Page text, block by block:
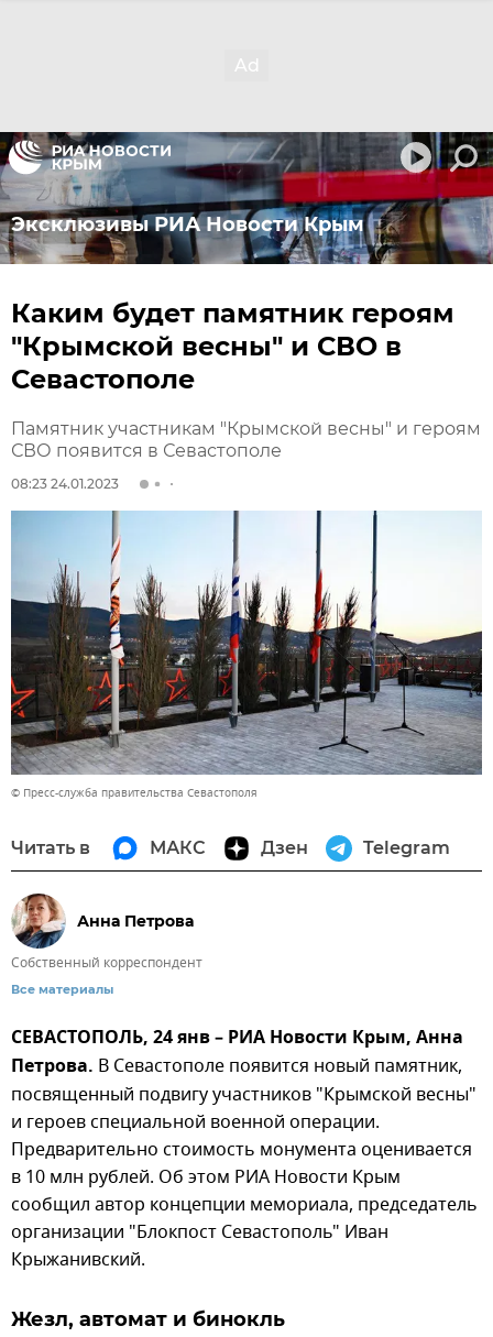
Эксклюзивы РИА Новости Крым
Каким будет памятник героям
"Крымской весны" и СВО в
Севастополе
Памятник участникам "Крымской весны" и героям
СВО появится в Севастополе
08:23 24.01.2023
© Пресс-служба правительства Севастополя
Читать в МАКС Дзен Telegram
Анна Петрова
Собственный корреспондент
Все материалы
СЕВАСТОПОЛЬ, 24 янв – РИА Новости Крым, Анна
Петрова. В Севастополе появится новый памятник,
посвященный подвигу участников "Крымской весны"
и героев специальной военной операции.
Предварительно стоимость монумента оценивается
в 10 млн рублей. Об этом РИА Новости Крым
сообщил автор концепции мемориала, председатель
организации "Блокпост Севастополь" Иван
Крыжанивский.
Жезл, автомат и бинокль